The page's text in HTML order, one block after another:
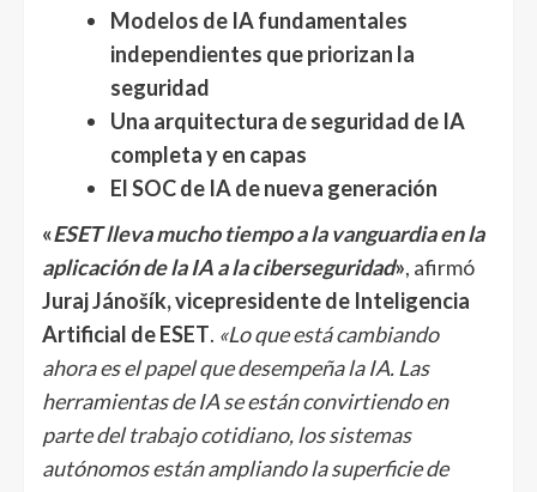
Modelos de IA fundamentales
independientes que priorizan la
seguridad
Una arquitectura de seguridad de IA
completa y en capas
El SOC de IA de nueva generación
«ESET lleva mucho tiempo a la vanguardia en la
aplicación de la IA a la ciberseguridad», afirmó
Juraj Jánošík, vicepresidente de Inteligencia
Artificial de ESET. «Lo que está cambiando
ahora es el papel que desempeña la IA. Las
herramientas de IA se están convirtiendo en
parte del trabajo cotidiano, los sistemas
autónomos están ampliando la superficie de